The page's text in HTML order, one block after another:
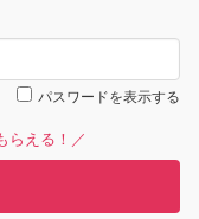
パスワードを表示する
らえる！／